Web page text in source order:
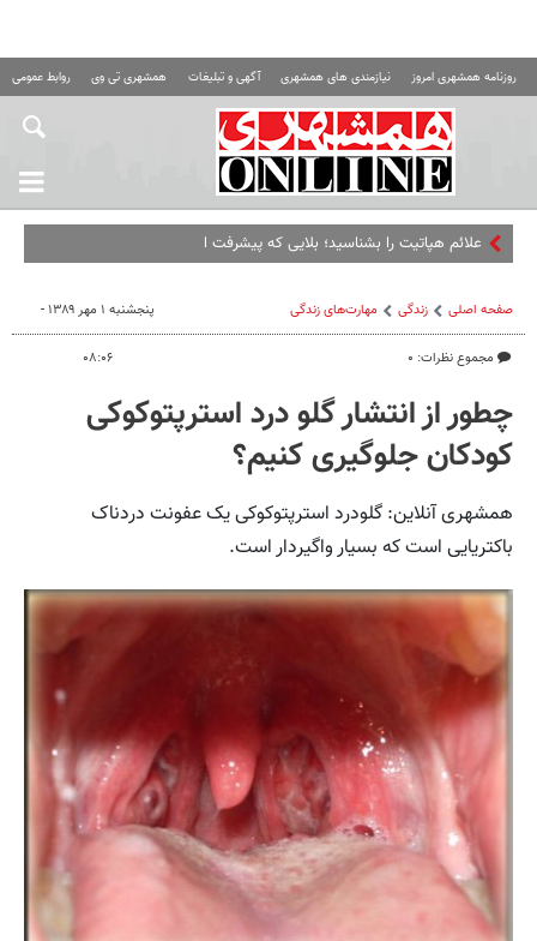
روزنامه همشهری امروز نیازمندی های همشهری آگهی و تبلیغات همشهری تی وی روابط عمومی
علائم هپاتیت را بشناسید؛ بلایی که پیشرفت این بیماری بر
صفحه اصلی زندگی مهارت‌های زندگی
مجموع نظرات: ۰
پنجشنبه ۱ مهر ۱۳۸۹ -
۰۸:۰۶
چطور از انتشار گلو درد استرپتوکوکی
کودکان جلوگیری کنیم؟
همشهری آنلاین: گلودرد استرپتوکوکی یک عفونت دردناک
باکتریایی است که بسیار واگیردار است.